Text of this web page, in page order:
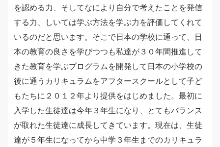
を認める力、そしてなにより自分で考えたことを発信
する力、しいては学ぶ方法を学ぶ力を評価してくれて
いるのだと思います。そこで日本の学校に通って、日
本の教育の良さを学びつつも私達が３０年間推進して
きた教育を学ぶプログラムを開発して日本の小学校の
後に通うカリキュラムをアフタースクールとして子ど
もたちに２０１２年より提供をはじめました。最初に
入学した生徒達は今年３年生になり、とてもバランス
が取れた生徒達に成長してきています。現在は、生徒
達が５年生になってから中学３年生までのカリキュラ